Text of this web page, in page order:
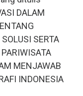
DALAM
SERTA
MENJAWAB
INDONESIA